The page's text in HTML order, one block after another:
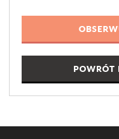
POWRÓT